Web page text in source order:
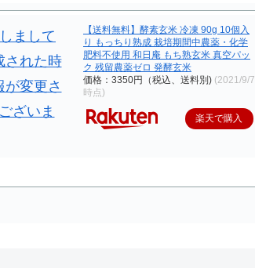
【送料無料】酵素玄米 冷凍 90g 10個入
り もっちり熟成 栽培期間中農薬・化学
肥料不使用 和日庵 もち熟玄米 真空パッ
ク 残留農薬ゼロ 発酵玄米
価格：3350円（税込、送料別) (2021/9/7
時点)
楽天で購入